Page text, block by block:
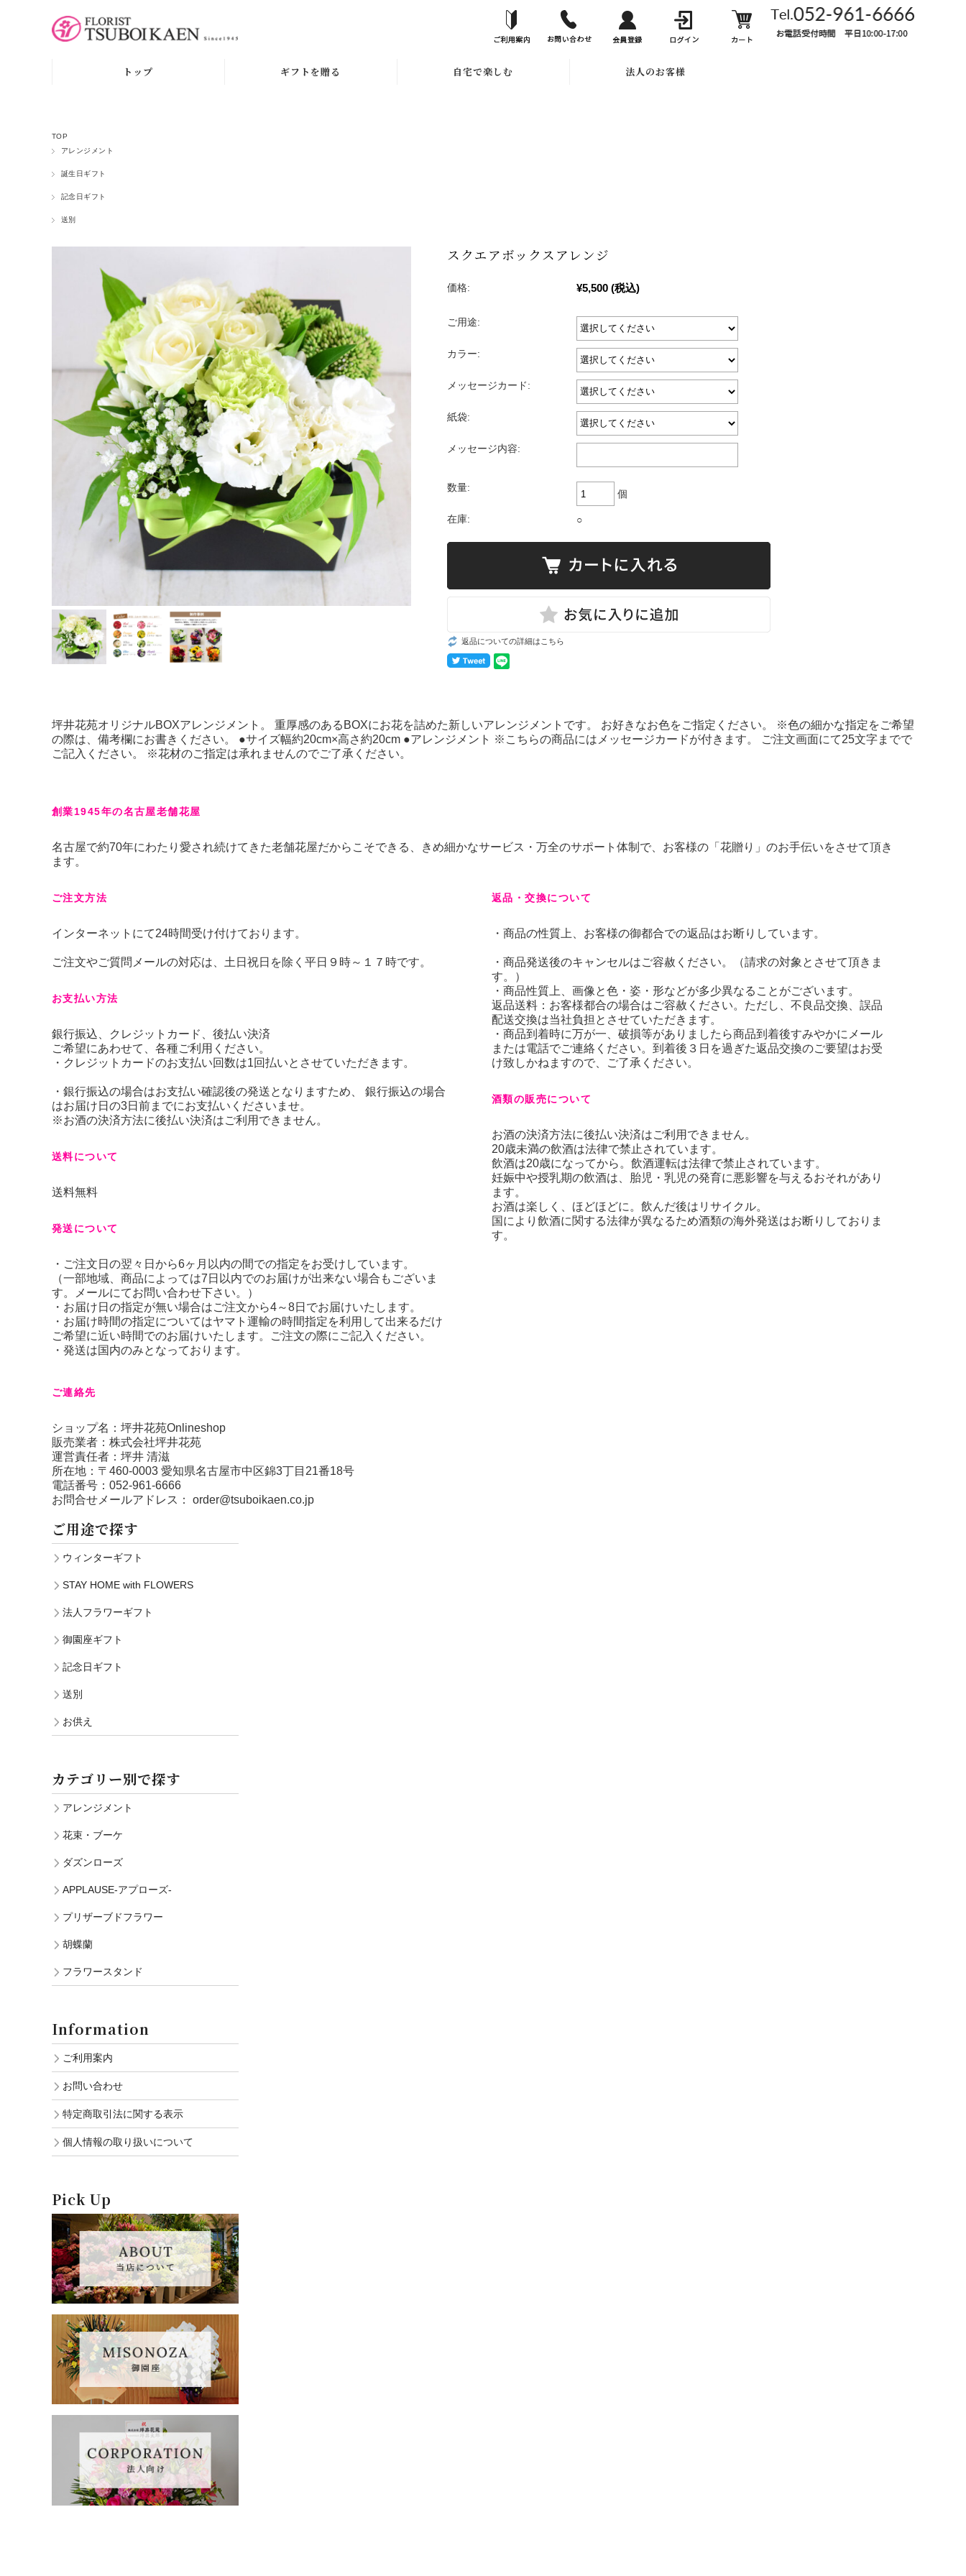
トップ ギフトを贈る 自宅で楽しむ 法人のお客様
TOP
アレンジメント
誕生日ギフト
記念日ギフト
送別
スクエアボックスアレンジ
価格: ¥5,500 (税込)
ご用途:
カラー:
メッセージカード:
紙袋:
メッセージ内容:
数量:
個
在庫: ○
返品についての詳細はこちら
坪井花苑オリジナルBOXアレンジメント。 重厚感のあるBOXにお花を詰めた新しいアレンジメントです。 お好きなお色をご指定ください。 ※色の細かな指定をご希望
の際は、備考欄にお書きください。 ●サイズ幅約20cm×高さ約20cm ●アレンジメント ※こちらの商品にはメッセージカードが付きます。 ご注文画面にて25文字までで
ご記入ください。 ※花材のご指定は承れませんのでご了承ください。
創業1945年の名古屋老舗花屋
名古屋で約70年にわたり愛され続けてきた老舗花屋だからこそできる、きめ細かなサービス・万全のサポート体制で、お客様の「花贈り」のお手伝いをさせて頂き
ます。
ご注文方法
インターネットにて24時間受け付けております。
ご注文やご質問メールの対応は、土日祝日を除く平日９時～１７時です。
お支払い方法
銀行振込、クレジットカード、後払い決済
ご希望にあわせて、各種ご利用ください。
・クレジットカードのお支払い回数は1回払いとさせていただきます。
・銀行振込の場合はお支払い確認後の発送となりますため、 銀行振込の場合
はお届け日の3日前までにお支払いくださいませ。
※お酒の決済方法に後払い決済はご利用できません。
送料について
送料無料
発送について
・ご注文日の翌々日から6ヶ月以内の間での指定をお受けしています。
（一部地域、商品によっては7日以内でのお届けが出来ない場合もございま
す。メールにてお問い合わせ下さい。）
・お届け日の指定が無い場合はご注文から4～8日でお届けいたします。
・お届け時間の指定についてはヤマト運輸の時間指定を利用して出来るだけ
ご希望に近い時間でのお届けいたします。ご注文の際にご記入ください。
・発送は国内のみとなっております。
返品・交換について
・商品の性質上、お客様の御都合での返品はお断りしています。
・商品発送後のキャンセルはご容赦ください。（請求の対象とさせて頂きま
す。）
・商品性質上、画像と色・姿・形などが多少異なることがございます。
返品送料：お客様都合の場合はご容赦ください。ただし、不良品交換、誤品
配送交換は当社負担とさせていただきます。
・商品到着時に万が一、破損等がありましたら商品到着後すみやかにメール
または電話でご連絡ください。到着後３日を過ぎた返品交換のご要望はお受
け致しかねますので、ご了承ください。
酒類の販売について
お酒の決済方法に後払い決済はご利用できません。
20歳未満の飲酒は法律で禁止されています。
飲酒は20歳になってから。飲酒運転は法律で禁止されています。
妊娠中や授乳期の飲酒は、胎児・乳児の発育に悪影響を与えるおそれがあり
ます。
お酒は楽しく、ほどほどに。飲んだ後はリサイクル。
国により飲酒に関する法律が異なるため酒類の海外発送はお断りしておりま
す。
ご連絡先
ショップ名：坪井花苑Onlineshop
販売業者：株式会社坪井花苑
運営責任者：坪井 清滋
所在地：〒460-0003 愛知県名古屋市中区錦3丁目21番18号
電話番号：052-961-6666
お問合せメールアドレス： order@tsuboikaen.co.jp
ご用途で探す
ウィンターギフト
STAY HOME with FLOWERS
法人フラワーギフト
御園座ギフト
記念日ギフト
送別
お供え
カテゴリー別で探す
アレンジメント
花束・ブーケ
ダズンローズ
APPLAUSE-アプローズ-
プリザーブドフラワー
胡蝶蘭
フラワースタンド
Information
ご利用案内
お問い合わせ
特定商取引法に関する表示
個人情報の取り扱いについて
Pick Up